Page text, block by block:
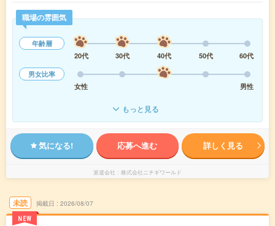
職場の雰囲気
年齢層
20代
30代 40代 50代
60代
男女比率
女性
男性
もっと見る
気になる! 応募へ進む 詳しく見る
派遣会社 株式会社ニチギワールド
未読
NEW
掲載日 2026/08/07